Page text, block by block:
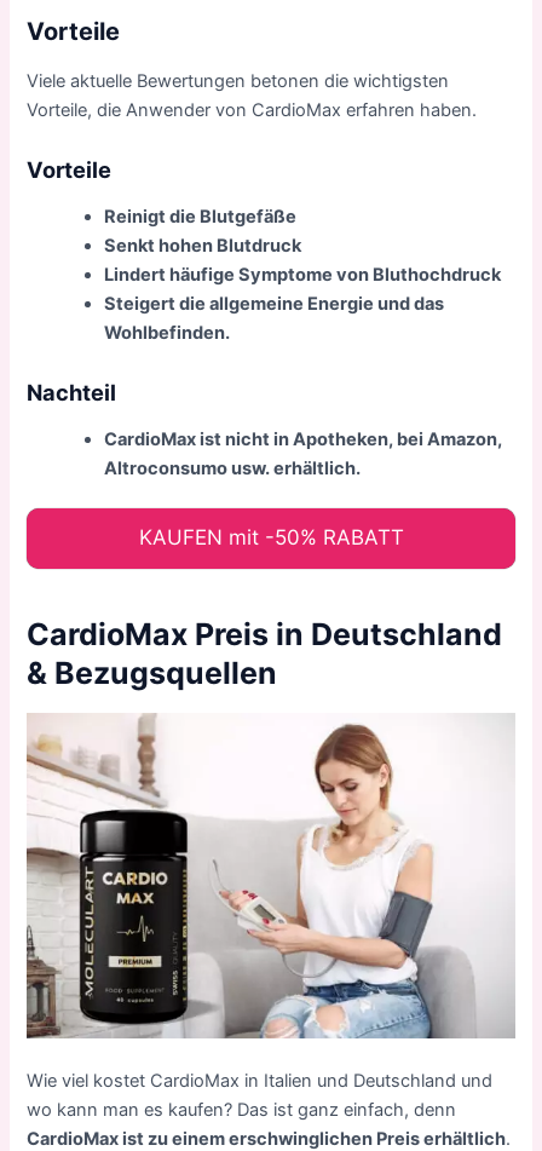
Vorteile
Viele aktuelle Bewertungen betonen die wichtigsten
Vorteile, die Anwender von CardioMax erfahren haben.
Vorteile
Reinigt die Blutgefäße
Senkt hohen Blutdruck
Lindert häufige Symptome von Bluthochdruck
Steigert die allgemeine Energie und das
Wohlbefinden.
Nachteil
CardioMax ist nicht in Apotheken, bei Amazon,
Altroconsumo usw. erhältlich.
KAUFEN mit -50% RABATT
CardioMax Preis in Deutschland
& Bezugsquellen
Wie viel kostet CardioMax in Italien und Deutschland und
wo kann man es kaufen? Das ist ganz einfach, denn
CardioMax ist zu einem erschwinglichen Preis erhältlich.